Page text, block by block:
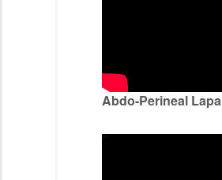
Abdo-Perineal